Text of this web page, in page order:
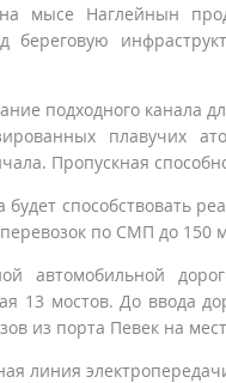
мысе Наглейнын
береговую
подходного канала
плавучих
Пропускная
будет способствовать
по СМП до 150
автомобильной
13 мостов. До ввода
из порта Певек на
линия